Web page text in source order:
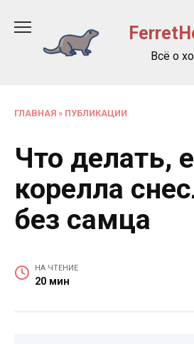
содержанию
Всё о
ГЛАВНАЯ » ПУБЛИКАЦИИ
Что делать,
корелла
без самца
НА ЧТЕНИЕ
20 мин